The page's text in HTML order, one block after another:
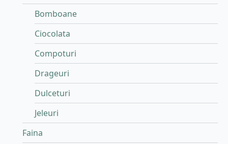
Bomboane
Ciocolata
Compoturi
Drageuri
Dulceturi
Jeleuri
Faina